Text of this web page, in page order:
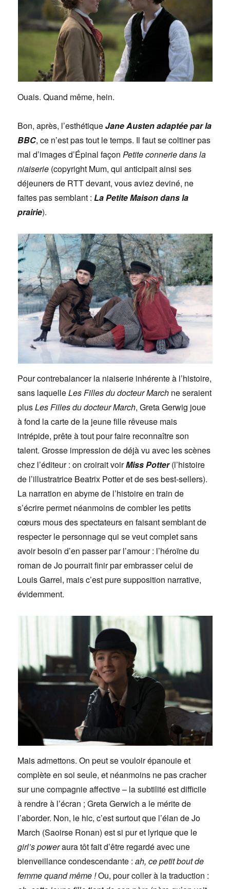
Ouais. Quand même, hein.
Bon, après, l’esthétiqueJane Austen adaptée par la
BBC, ce n’est pas tout le temps. Il faut se coltiner pas
mal d’images d’Épinal façonPetite connerie dans la
niaiserie (copyright Mum, qui anticipait ainsi ses
déjeuners de RTT devant, vous aviez deviné, ne
faites pas semblant : La Petite Maison dans la
prairie).
Pour contrebalancer la niaiserie inhérente à l’histoire,
sans laquelleLes Filles du docteur March ne seraient
plusLes Filles du docteur March, Greta Gerwig joue
à fond la carte de la jeune fille rêveuse mais
intrépide, prête à tout pour faire reconnaître son
talent. Grosse impression de déjà vu avec les scènes
chez l’éditeur : on croirait voirMiss Potter(l’histoire
de l’illustratrice Beatrix Potter et de ses best-sellers).
La narration en abyme de l’histoire en train de
s’écrire permet néanmoins de combler les petits
cœurs mous des spectateurs en faisant semblant de
respecter le personnage qui se veut complet sans
avoir besoin d’en passer par l’amour : l’héroïne du
roman de Jo pourrait finir par embrasser celui de
Louis Garrel, mais c’est pure supposition narrative,
évidemment.
Mais admettons. On peut se vouloir épanouie et
complète en soi seule, et néanmoins ne pas cracher
sur une compagnie affective – la subtilité est difficile
à rendre à l’écran ; Greta Gerwich a le mérite de
l’aborder. Non, le hic, c’est surtout que l’élan de Jo
March (Saoirse Ronan) est si pur et lyrique que le
girl’s poweraura tôt fait d’être regardé avec une
bienveillance condescendante : ah, ce petit bout de
femme quand même !Ou, pour coller à la traduction :